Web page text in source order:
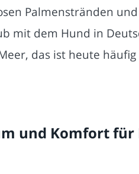
Palmenstränden und
mit dem Hund in
das ist heute häufig
und Komfort für